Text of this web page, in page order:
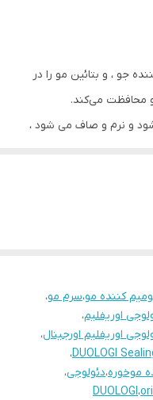
جو ، و بتائین مو را در
محافظت می‌کند.
و نرم و صاف می شود ،
بین کف دست خود گرم
کننده مو،سرم مو،
اوریفلیم،
اوریفلیم اورجینال،
DUOLOGI،
موخوره،دئولوجی،
،DUOLOGI